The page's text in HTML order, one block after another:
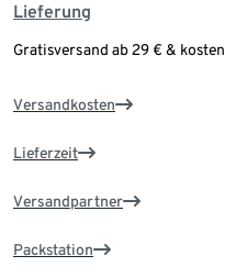
Lieferung
Gratisversand ab 29 € &
Versandkosten
Lieferzeit
Versandpartner
Packstation